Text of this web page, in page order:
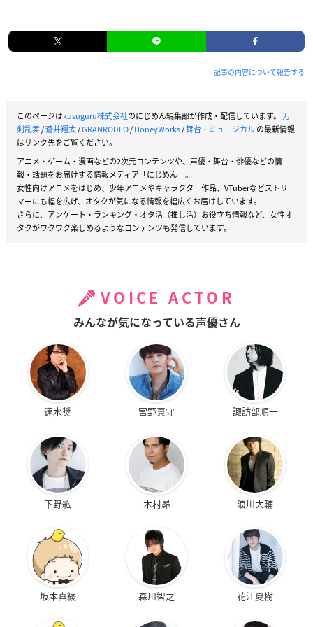
記事の内容について報告する
このページはkusuguru株式会社のにじめん編集部が作成・配信しています。 刀
剣乱舞/蒼井翔太/GRANRODEO/HoneyWorks/舞台・ミュージカルの最新情報
はリンク先をご覧ください。
アニメ・ゲーム・漫画などの2次元コンテンツや、声優・舞台・俳優などの情
報・話題をお届けする情報メディア「にじめん」。
女性向けアニメをはじめ、少年アニメやキャラクター作品、VTuberなどストリー
マーにも幅を広げ、オタクが気になる情報を幅広くお届けしています。
さらに、アンケート・ランキング・オタ活（推し活）お役立ち情報など、女性オ
タクがワクワク楽しめるようなコンテンツも発信しています。
VOICE ACTOR
みんなが気になっている声優さん
速水奨 宮野真守 諏訪部順一
下野紘 木村昴 浪川大輔
坂本真綾 森川智之 花江夏樹